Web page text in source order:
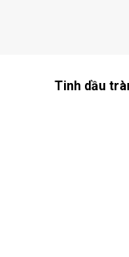
Tinh dầu